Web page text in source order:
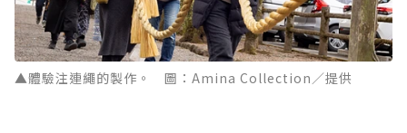
▲體驗注連繩的製作。 圖：Amina Collection／提供